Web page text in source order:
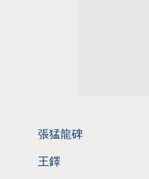
張猛龍碑
王鐸